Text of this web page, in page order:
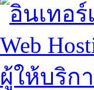
Web
ผู้ให้บริก